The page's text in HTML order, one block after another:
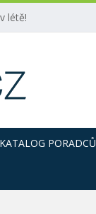
létě!
KATALOG PORADCŮ